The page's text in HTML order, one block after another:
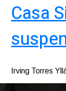
Casa
Irving Torres